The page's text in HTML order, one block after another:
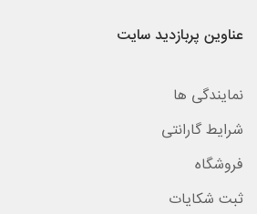
عناوین پربازدید سایت
نمایندگی ها
شرایط گارانتی
فروشگاه
ثبت شکایات